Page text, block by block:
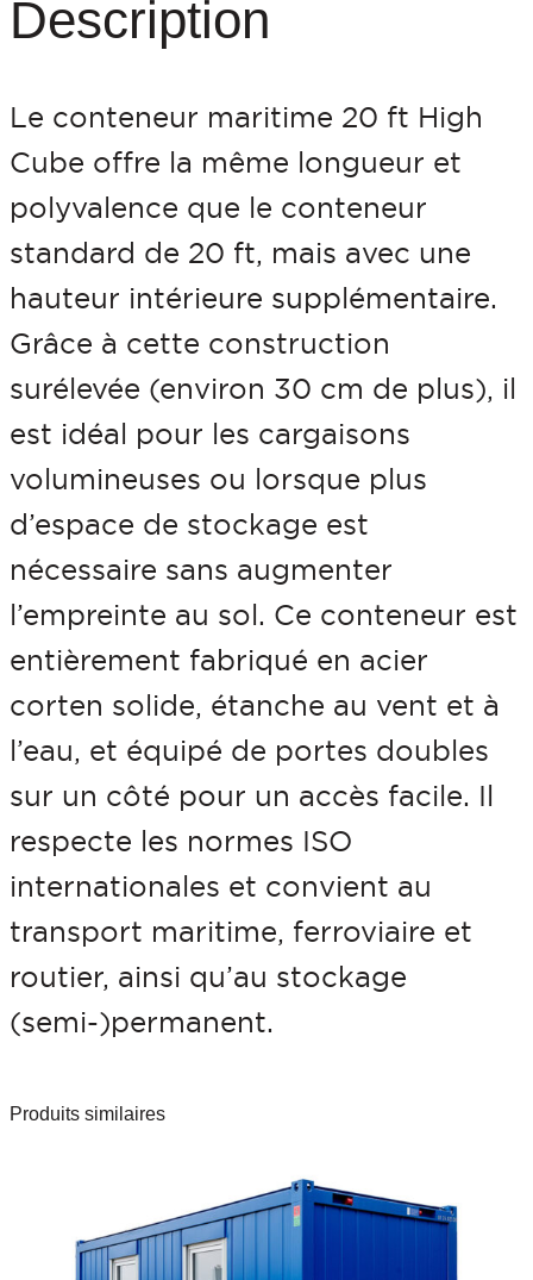
d
C
o
n
t
e
n
e
u
r
m
a
r
i
t
i
m
e
2
0
f
t
Description
Le conteneur maritime 20 ft High
Cube offre la même longueur et
polyvalence que le conteneur
standard de 20 ft, mais avec une
hauteur intérieure supplémentaire.
Grâce à cette construction
surélevée (environ 30 cm de plus), il
est idéal pour les cargaisons
volumineuses ou lorsque plus
d’espace de stockage est
nécessaire sans augmenter
l’empreinte au sol. Ce conteneur est
entièrement fabriqué en acier
corten solide, étanche au vent et à
l’eau, et équipé de portes doubles
sur un côté pour un accès facile. Il
respecte les normes ISO
internationales et convient au
transport maritime, ferroviaire et
routier, ainsi qu’au stockage
(semi-)permanent.
Produits similaires